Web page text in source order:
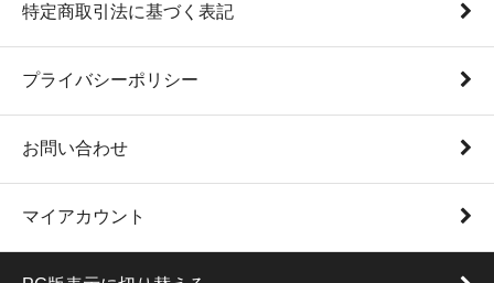
特定商取引法に基づく表記
プライバシーポリシー
お問い合わせ
マイアカウント